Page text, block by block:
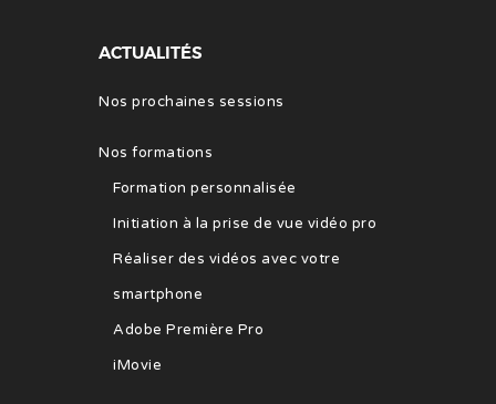
ACTUALITÉS
Nos prochaines sessions
Nos formations
Formation personnalisée
Initiation à la prise de vue vidéo pro
Réaliser des vidéos avec votre
smartphone
Adobe Première Pro
iMovie